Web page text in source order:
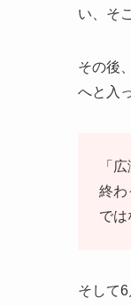
い、そ
その後
へと入
「
終わ
では
そして